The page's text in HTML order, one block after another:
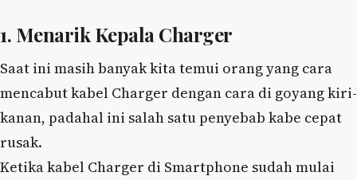
1. Menarik Kepala Charger
Saat ini masih banyak kita temui orang yang cara
mencabut kabel Charger dengan cara di goyang kiri-
kanan, padahal ini salah satu penyebab kabe cepat
rusak.
Ketika kabel Charger di Smartphone sudah mulai